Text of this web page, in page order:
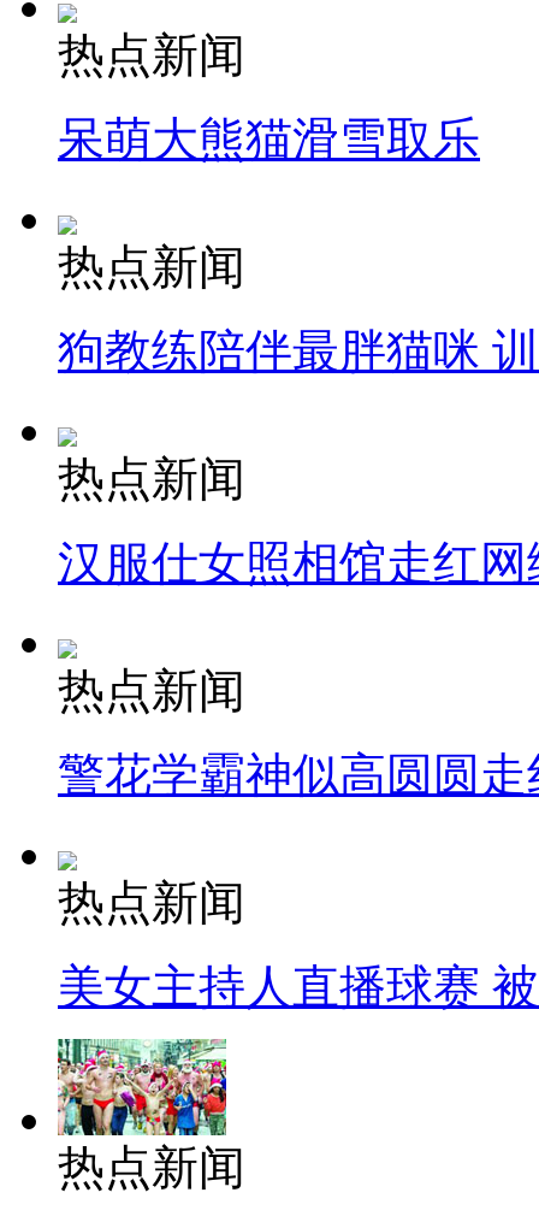
热点新闻
呆萌大熊猫滑雪取乐
热点新闻
狗教练陪伴最胖猫咪
热点新闻
汉服仕女照相馆走红网
热点新闻
警花学霸神似高圆圆走
热点新闻
美女主持人直播球赛
热点新闻